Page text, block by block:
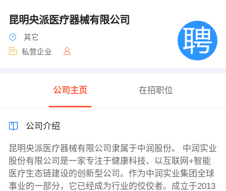
昆明央派医疗器械有限公司
其它
私营企业
公司主页 在招职位
公司介绍
昆明央派医疗器械有限公司隶属于中润股份。 中润实业
股份有限公司是一家专注于健康科技、以互联网+智能
医疗生态链建设的创新型公司。作为中润实业集团全球
事业的一部分，它已经成为行业的佼佼者。成立于2013